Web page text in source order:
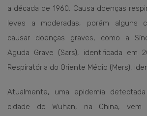
a década de 1960. Causa doenças
leves a moderadas, porém alguns
causar doenças graves, como a
Aguda Grave (Sars), identificada em
Respiratória do Oriente Médio (Mers),
Atualmente, uma epidemia
cidade de Wuhan, na China, vem